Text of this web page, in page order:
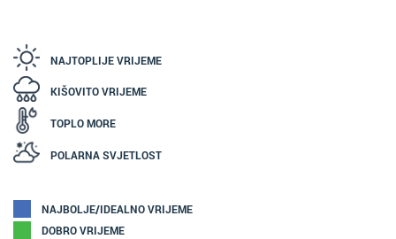
NAJTOPLIJE VRIJEME
KIŠOVITO VRIJEME
TOPLO MORE
POLARNA SVJETLOST
NAJBOLJE/IDEALNO VRIJEME
DOBRO VRIJEME